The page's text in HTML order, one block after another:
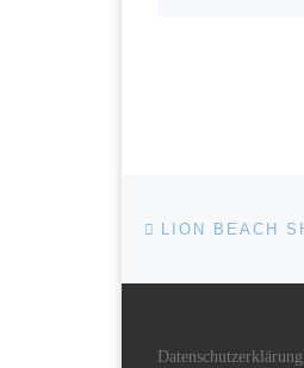
LION BEACH
Datenschutzerklärung